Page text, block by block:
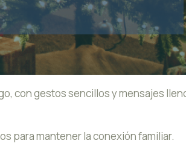
con gestos sencillos y mensajes
para mantener la conexión familiar.